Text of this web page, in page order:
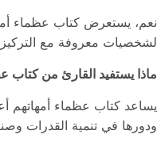
نعم، يستعرض كتاب عظماء
لشخصيات معروفة مع التركيز
ماذا يستفيد القارئ من كتاب
يساعد كتاب عظماء أمهاتهم
ودورها في تنمية القدرات